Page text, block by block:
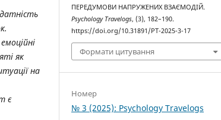
як
на
є
ПЕРЕДУМОВИ НАПРУЖЕНИХ ВЗАЄМОДІЙ.
Psychology Travelogs, (3), 182–190.
https://doi.org/10.31891/PT-2025-3-17
Формати цитування
Номер
№ 3 (2025): Psychology Travelogs